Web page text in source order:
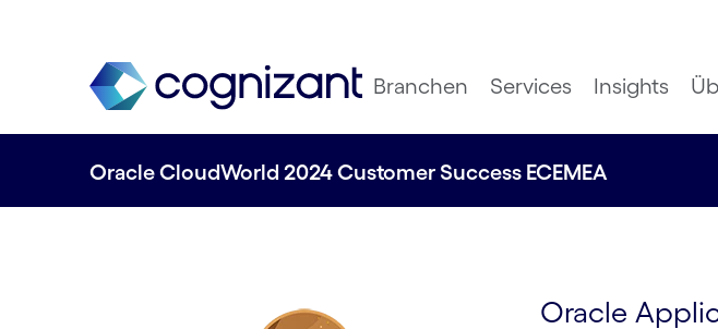
Branchen Services Insights
Oracle CloudWorld 2024 Customer Success ECEMEA
Oracle